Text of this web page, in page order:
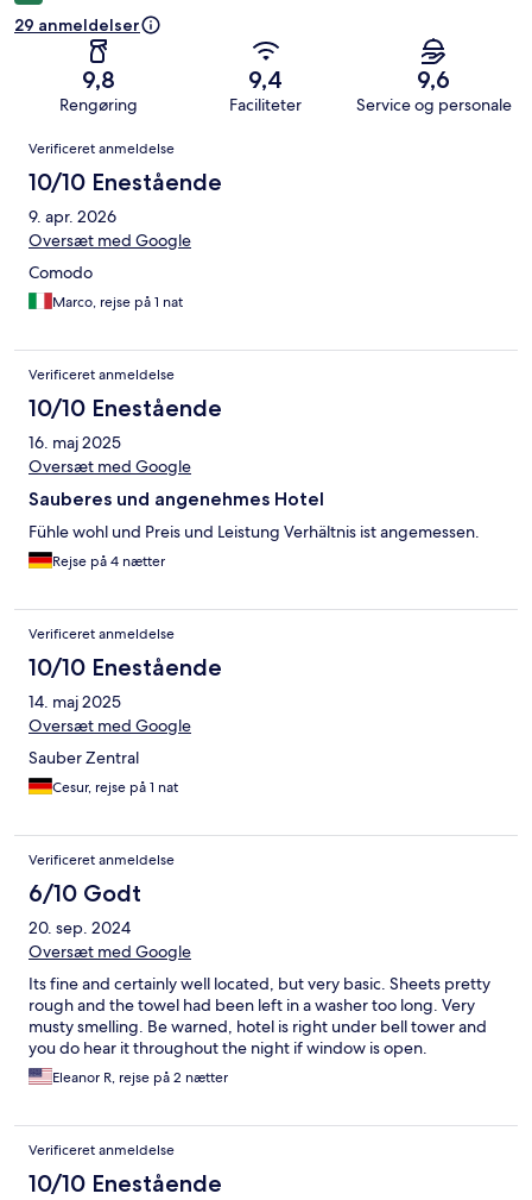
29 anmeldelser
9,8
Rengøring
9,4
Faciliteter
9,6
Service og personale
Anmeldelser
Verificeret anmeldelse
10/10 Enestående
9. apr. 2026
Oversæt med Google
Comodo
Marco, rejse på 1 nat
Verificeret anmeldelse
10/10 Enestående
16. maj 2025
Oversæt med Google
Sauberes und angenehmes Hotel
Fühle wohl und Preis und Leistung Verhältnis ist angemessen.
Rejse på 4 nætter
Verificeret anmeldelse
10/10 Enestående
14. maj 2025
Oversæt med Google
Sauber Zentral
Cesur, rejse på 1 nat
Verificeret anmeldelse
6/10 Godt
20. sep. 2024
Oversæt med Google
Its fine and certainly well located, but very basic. Sheets pretty
rough and the towel had been left in a washer too long. Very
musty smelling. Be warned, hotel is right under bell tower and
you do hear it throughout the night if window is open.
Eleanor R, rejse på 2 nætter
Verificeret anmeldelse
10/10 Enestående